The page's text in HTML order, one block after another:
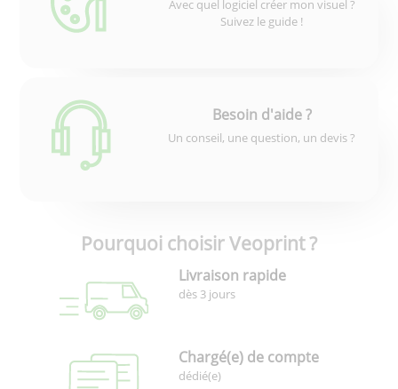
Avec quel logiciel créer mon visuel ?
Suivez le guide !
Besoin d'aide ?
Un conseil, une question, un devis ?
Pourquoi choisir Veoprint ?
Livraison rapide
dès 3 jours
Chargé(e) de compte
dédié(e)